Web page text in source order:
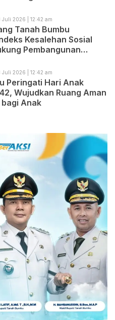
Juli 2026 | 12:42 am
Tanah Bumbu
Kesalehan Sosial
Pembangunan
Juli 2026 | 12:42 am
Peringati Hari Anak
Wujudkan Ruang Aman
Anak